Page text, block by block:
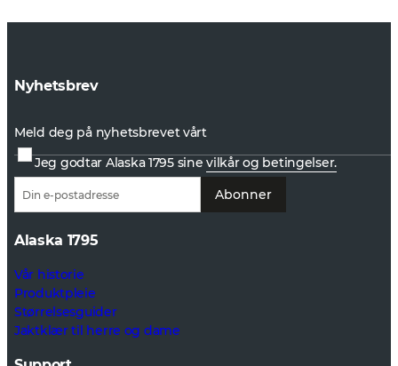
Nyhetsbrev
Meld deg på nyhetsbrevet vårt
Jeg godtar Alaska 1795 sinevilkår og betingelser.
Abonner
Alaska 1795
Vår historie
Produktpleie
Størrelsesguider
Jaktklær til herre og dame